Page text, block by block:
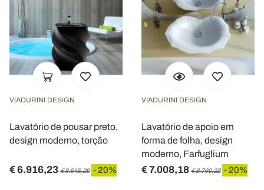
VIADURINI DESIGN
Lavatório de pousar preto,
design moderno, torção
€ 6.916,23 € 8.645,29 - 20%
VIADURINI DESIGN
Lavatório de apoio em
forma de folha, design
moderno, Farfuglium
€ 7.008,18 € 8.760,22 - 20%